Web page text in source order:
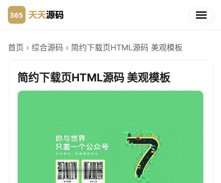
首页 › 综合源码 › 简约下载页HTML源码 美观模板
简约下载页HTML源码 美观模板